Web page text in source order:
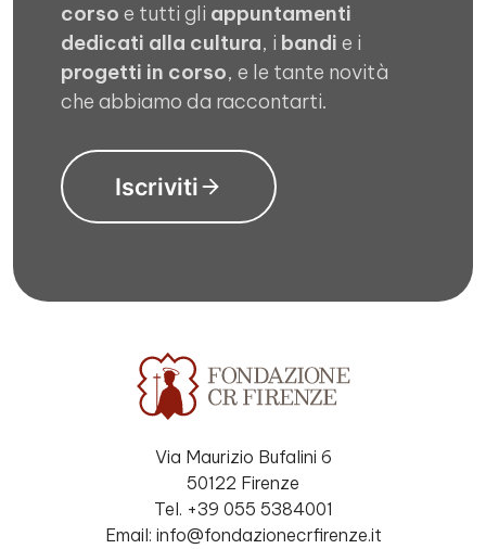
corso e tutti gli appuntamenti
dedicati alla cultura, i bandi e i
progetti in corso, e le tante novità
che abbiamo da raccontarti.
Iscriviti
Via Maurizio Bufalini 6
50122 Firenze
Tel. +39 055 5384001
Email: info@fondazionecrfirenze.it